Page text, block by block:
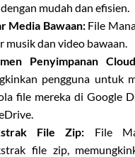
mudah dan efisien.
Media Bawaan:File
musik dan video bawaan.
Penyimpanan
pengguna untuk
file mereka di Google
File Zip: File
file zip,